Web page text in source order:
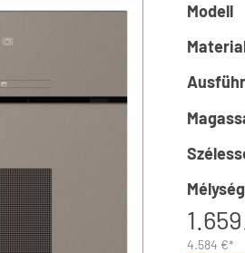
Modell
Mélység
4.584 €*